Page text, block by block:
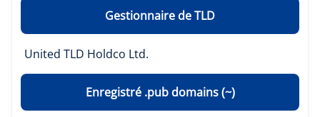
Gestionnaire de TLD
United TLD Holdco Ltd.
Enregistré .pub domains (~)